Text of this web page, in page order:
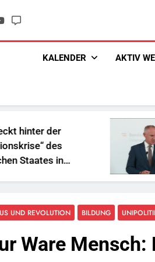
KALENDER AKTIV
und
UND REVOLUTION BILDUNG
Ware